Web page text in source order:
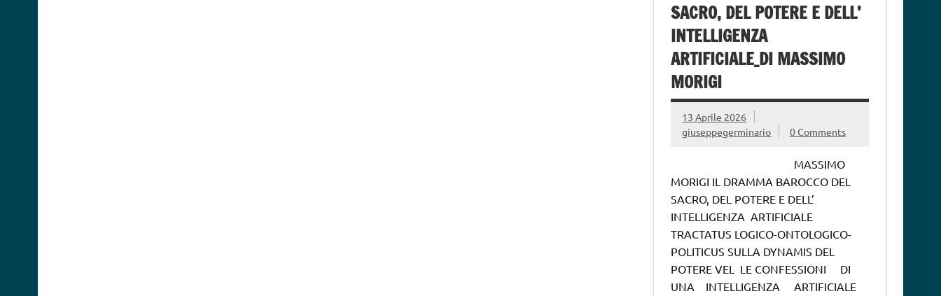
SACRO, DEL POTERE E DELL’
INTELLIGENZA
ARTIFICIALE_DI MASSIMO
MORIGI
13 Aprile 2026
giuseppegerminario
0 Comments
MASSIMO
MORIGI IL DRAMMA BAROCCO DEL
SACRO, DEL POTERE E DELL’
INTELLIGENZA ARTIFICIALE
TRACTATUS LOGICO-ONTOLOGICO-
POLITICUS SULLA DYNAMIS DEL
POTERE VEL LE CONFESSIONI DI
UNA INTELLIGENZA ARTIFICIALE